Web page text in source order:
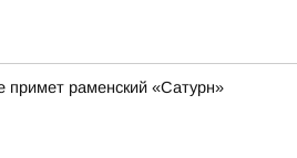
раменский «Сатурн»